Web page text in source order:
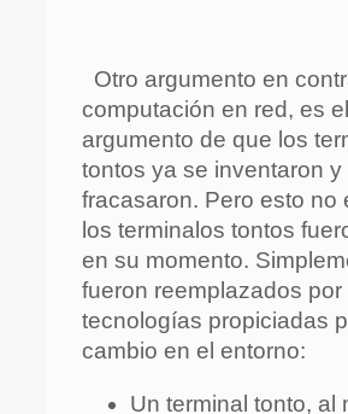
Otro argumento en
computación en red, es el
argumento de que los
tontos ya se inventaron y
fracasaron. Pero esto no
los terminalos tontos
en su momento.
fueron reemplazados por
tecnologías propiciadas
cambio en el entorno:
Un terminal tonto, al